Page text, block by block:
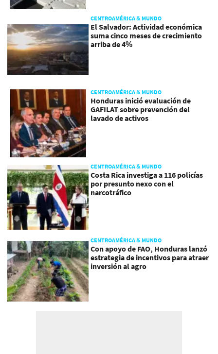
CENTROAMÉRICA & MUNDO
El Salvador: Actividad económica
suma cinco meses de crecimiento
arriba de 4%
CENTROAMÉRICA & MUNDO
Honduras inició evaluación de
GAFILAT sobre prevención del
lavado de activos
CENTROAMÉRICA & MUNDO
Costa Rica investiga a 116 policías
por presunto nexo con el
narcotráfico
CENTROAMÉRICA & MUNDO
Con apoyo de FAO, Honduras lanzó
estrategia de incentivos para atraer
inversión al agro